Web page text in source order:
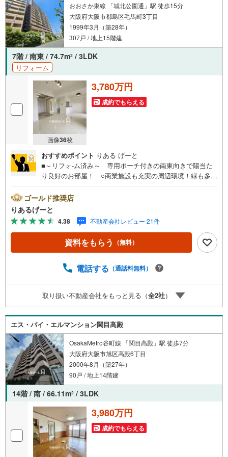
おおさか東線 「城北公園通」駅 徒歩15分
大阪府大阪市都島区毛馬町3丁目
1999年3月（築28年）
307戸 / 地上15階建
7階 / 南東 / 74.7m2 / 3LDK
リフォーム
画像36枚
3,780万円
成約でもらえる
おすすめポイント りある げーと
■～リフォ-ム済み～ 専用ポーチ付きの南東向きで陽当た
り良好のお部屋！ ○商業施設も充実の周辺環境！緑も多く
様にも嬉しい環境でお母さまも安心！■物件検討中のお客さ
ま！ちょっと見学してみたいだけなどでも内覧可能です！
売主さまの都合等で見学ができない場合がございます。お
気軽に「りあるげーと」までお問合わせ下さい！■「りある
げーと」が選ばれるポイント！■年中休まず営業中！いつで
も対応致します！・営業時間:9:00～21:00上記の時間帯
す！■各種相談、承ります！■【無料送迎】「小さなお子さ
らい」などご相談ください！営業スタッフがご自宅に伺っ
て送迎致します！【リフォーム相談】資格を持った専門ス
タッフがお悩みに合わせてお話をうかがい、お客さまにぴ
ったりの提案を行います！■その他:物件相談、住宅ローン
相談、ご質問、気になること、何でもお気軽にご相談くだ
さい！
ゴールド推奨店
りあるげーと
4.38 不動産会社レビュー 21件
資料をもらう （無料）
電話する （通話料無料）
取り扱い不動産会社をもっと見る（全2社）
エス・バイ・エルマンション関目高殿
OsakaMetro谷町線 「関目高殿」駅 徒歩7分
大阪府大阪市旭区高殿6丁目
2000年8月（築27年）
90戸 / 地上14階建
14階 / 南 / 66.11m2 / 3LDK
3,980万円
成約でもらえる